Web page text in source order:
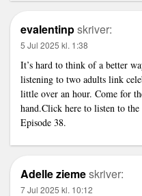
evalentinpskriver:
5 Jul 2025 kl. 1:38
It’s hard to think of a better
listening to two adults link
little over an hour. Come for
hand.Click here to listen to
Episode 38.
Adelle ziemeskriver:
7 Jul 2025 kl. 10:12